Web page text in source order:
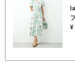
ロングスカートです
の季節のお出掛けに
す。 素材／レーヨン
¥